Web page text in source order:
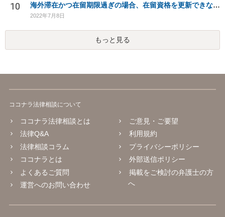
10 海外滞在かつ在留期限過ぎの場合、在留資格を更新できないか
2022年7月8日
もっと見る
ココナラ法律相談について
ココナラ法律相談とは
法律Q&A
法律相談コラム
ココナラとは
よくあるご質問
運営へのお問い合わせ
ご意見・ご要望
利用規約
プライバシーポリシー
外部送信ポリシー
掲載をご検討の弁護士の方
へ